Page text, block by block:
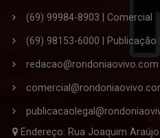
(69) 99984-8903 | Comercial
(69) 98153-6000 | Publicação
redacao@rondoniaovivo.com
Endereço: Rua Joaquim